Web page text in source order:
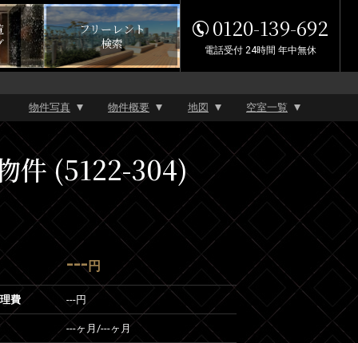
フリーレント
検索
0120-139-692
電話受付 24時間 年中無休
物件写真 物件概要 地図 空室一覧
件 (5122-304)
--- 円
費 ---円
---ヶ月 /---ヶ月